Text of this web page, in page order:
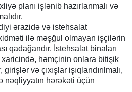
planı işlənib hazırlanmalı və
ərazidə və istehsalat
ilə məşğul olmayan işçilərin
qadağandır. İstehsalat binaları
həmçinin onlara bitişik
və çıxışlar işıqlandırılmalı,
nəqliyyatın hərəkəti üçün